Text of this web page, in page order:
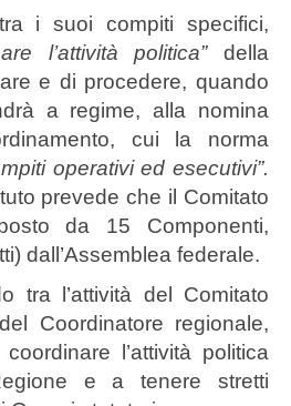
i suoi compiti specifici,
l’attività politica”della
e di procedere, quando
a regime, alla nomina
cui la norma
operativi ed esecutivi”.
prevede che il Comitato
da 15 Componenti,
dall’Assemblea federale.
tra l’attività del Comitato
Coordinatore regionale,
l’attività politica
e a tenere stretti